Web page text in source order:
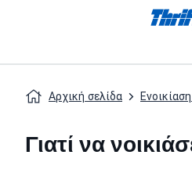
Αρχική σελίδα
Γιατί να